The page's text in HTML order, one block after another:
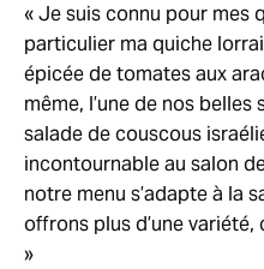
« Je suis connu pour mes
particulier ma quiche
épicée de tomates aux
même, l’une de nos
salade de couscous
incontournable au salon
notre menu s’adapte à la
offrons plus d’une
»